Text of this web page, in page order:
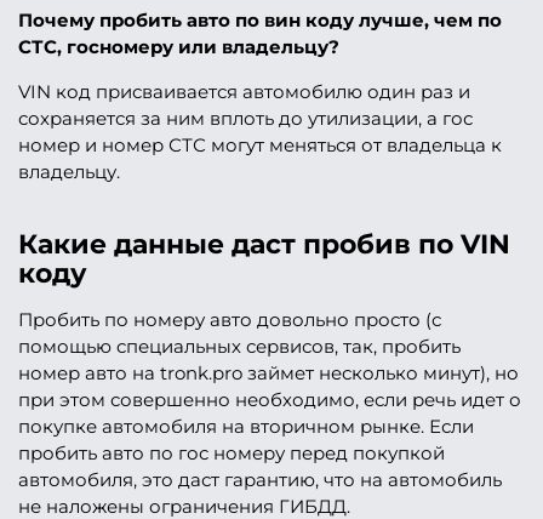
Почему пробить авто по вин коду лучше, чем по
СТС, госномеру или владельцу?
VIN код присваивается автомобилю один раз и
сохраняется за ним вплоть до утилизации, а гос
номер и номер СТС могут меняться от владельца к
владельцу.
Какие данные даст пробив по VIN
коду
Пробить по номеру авто довольно просто (с
помощью специальных сервисов, так, пробить
номер авто на tronk.pro займет несколько минут), но
при этом совершенно необходимо, если речь идет о
покупке автомобиля на вторичном рынке. Если
пробить авто по гос номеру перед покупкой
автомобиля, это даст гарантию, что на автомобиль
не наложены ограничения ГИБДД.